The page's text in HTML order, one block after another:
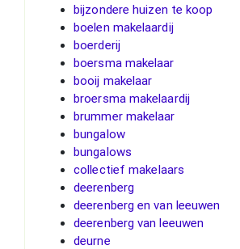
bijzondere huizen te koop
boelen makelaardij
boerderij
boersma makelaar
booij makelaar
broersma makelaardij
brummer makelaar
bungalow
bungalows
collectief makelaars
deerenberg
deerenberg en van leeuwen
deerenberg van leeuwen
deurne